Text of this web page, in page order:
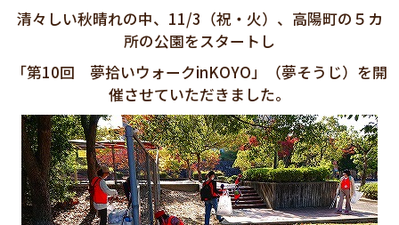
清々しい秋晴れの中、11/3（祝・火）、高陽町の５カ
所の公園をスタートし
「第10回 夢拾いウォークinKOYO」（夢そうじ）を開
催させていただきました。